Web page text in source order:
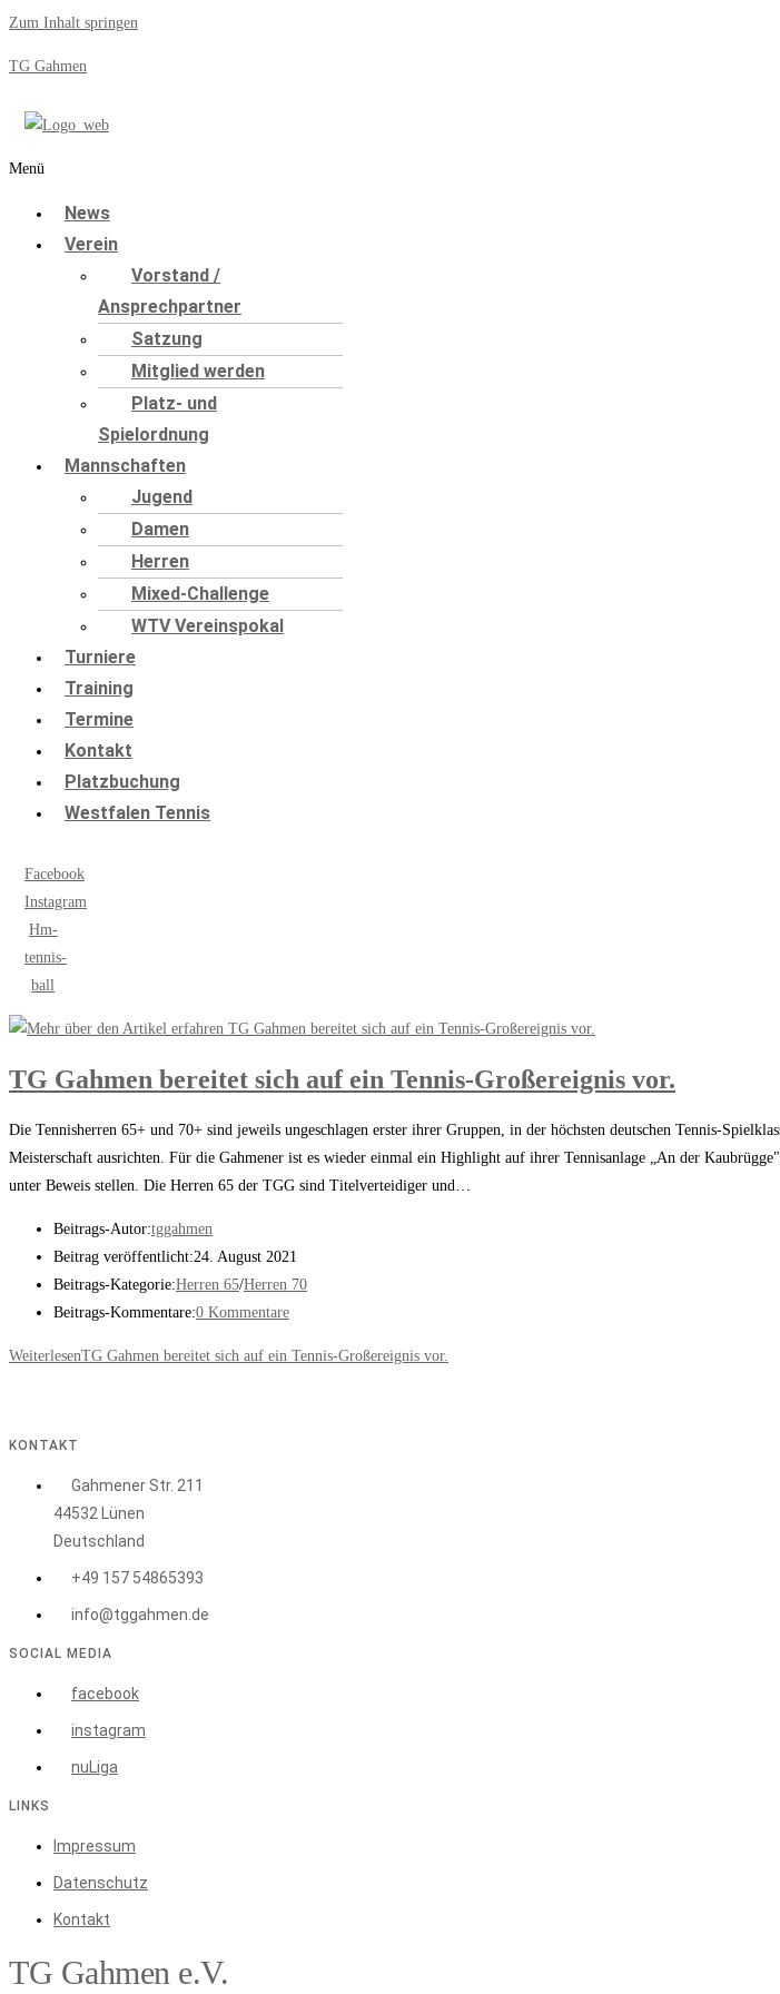
Zum Inhalt springen
TG Gahmen
Menü
News
Verein
Vorstand /
Ansprechpartner
Satzung
Mitglied werden
Platz- und
Spielordnung
Mannschaften
Jugend
Damen
Herren
Mixed-Challenge
WTV Vereinspokal
Turniere
Training
Termine
Kontakt
Platzbuchung
Westfalen Tennis
Facebook
Instagram
Hm-
tennis-
ball
TG Gahmen bereitet sich auf ein Tennis-Großereignis vor.
Die Tennisherren 65+ und 70+ sind jeweils ungeschlagen erster ihrer Gruppen, in der höchsten deutschen Tennis-
Meisterschaft ausrichten. Für die Gahmener ist es wieder einmal ein Highlight auf ihrer Tennisanlage „An der
unter Beweis stellen. Die Herren 65 der TGG sind Titelverteidiger und…
Beitrags-Autor:tggahmen
Beitrag veröffentlicht:24. August 2021
Beitrags-Kategorie:Herren 65/Herren 70
Beitrags-Kommentare:0 Kommentare
WeiterlesenTG Gahmen bereitet sich auf ein Tennis-Großereignis vor.
KONTAKT
Gahmener Str. 211
44532 Lünen
Deutschland
+49 157 54865393
info@tggahmen.de
SOCIAL MEDIA
facebook
instagram
nuLiga
LINKS
Impressum
Datenschutz
Kontakt
TG Gahmen e.V.